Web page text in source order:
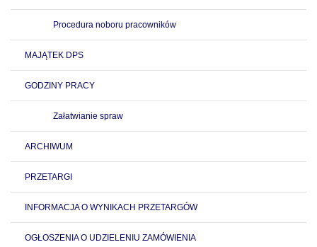
Procedura noboru pracowników
MAJĄTEK DPS
GODZINY PRACY
Załatwianie spraw
ARCHIWUM
PRZETARGI
INFORMACJA O WYNIKACH PRZETARGÓW
OGŁOSZENIA O UDZIELENIU ZAMÓWIENIA